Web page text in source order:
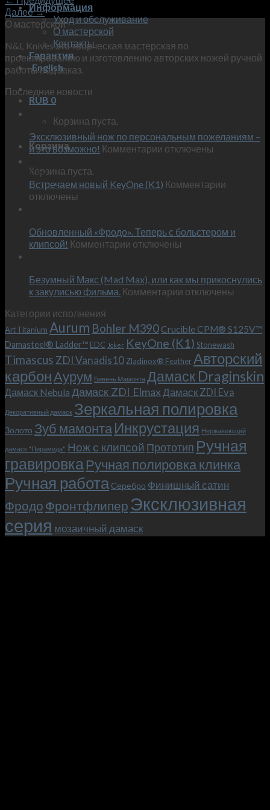
Информация
Уход и обслуживание
О мастерской
Контакты
Гарантия
English
RUB 0
Корзина пуста.
Корзина
Корзина пуста.
Далее→
О мастерской
N&L Knives это творческая мастерская по
проектированию и изготовлению авторских ножей ручной
работы под заказ.
Последние новости
Окт
Эксклюзивный нож по персональным пожеланиям –
и это возможно! Комментарии к
нож
–
и
отключены
Сен
Встречаем новый KeyOne (K1) Комментарии
KeyOne
отключены
Обновленный «Фродо». Теперь с больстером и
клипсой! Комментарии к
«Фродо».
Теперь
и
клипсой!
отключены
Безумный Макс (Mad Max), или как мы прикоснулись
к закулисью фильма. Комментарии к
Макс
(Mad
Max),
или
как
мы
прикоснулись
к
фильма.
отключены
Категории исполнения
Art Titanium Aurum Bohler M390Crucible CPM® S125V™
Damasteel® Ladder™ EDC Joker KeyOne (K1) Stonewash
Timascus ZDI Vanadis10 Zladinox® FeatherАвторский
карбонАурум Бивень Мамонта Дамаск Draginskin
Дамаск Nebula Дамаск ZDI Elmax Дамаск ZDI Eva
Декоративный дамаск Зеркальная полировка
Золото Зуб мамонтаИнкрустация Нержавеющий
дамаск "Пирамида" Нож с клипсой Прототип Ручная
гравировкаРучная полировка клинка
Ручная работа Серебро Финишный сатин
Фродо Фронтфлипер Эксклюзивная
серия мозаичный дамаск